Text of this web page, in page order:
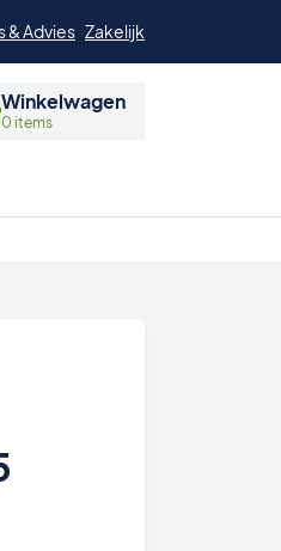
& Advies Zakelijk
Winkelwagen
0 items